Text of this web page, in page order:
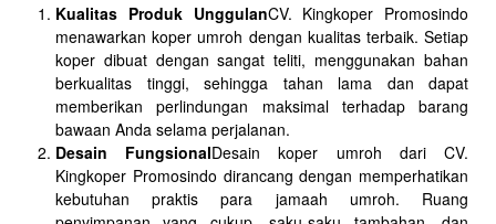
Kualitas Produk UnggulanCV. Kingkoper Promosindo
menawarkan koper umroh dengan kualitas terbaik. Setiap
koper dibuat dengan sangat teliti, menggunakan bahan
berkualitas tinggi, sehingga tahan lama dan dapat
memberikan perlindungan maksimal terhadap barang
bawaan Anda selama perjalanan.
Desain FungsionalDesain koper umroh dari CV.
Kingkoper Promosindo dirancang dengan memperhatikan
kebutuhan praktis para jamaah umroh. Ruang